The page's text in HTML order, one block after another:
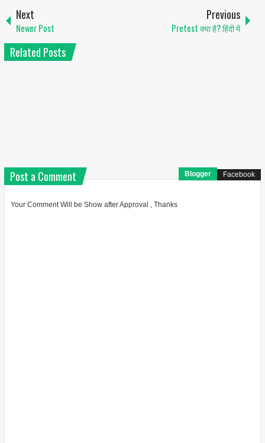
Next
Newer Post
Previous
Pretest क्या है? हिंदी में
Related Posts
Post a Comment Blogger Facebook
Your Comment Will be Show after Approval , Thanks